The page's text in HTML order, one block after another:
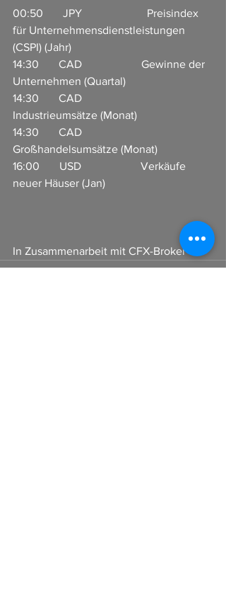
00:50       JPY                       Preisindex
für Unternehmensdienstleistungen
(CSPI) (Jahr)
14:30       CAD                     Gewinne der
Unternehmen (Quartal)
14:30       CAD
Industrieumsätze (Monat)
14:30       CAD
Großhandelsumsätze (Monat)
16:00       USD                     Verkäufe
neuer Häuser (Jan)
In Zusammenarbeit mit CFX-Broker